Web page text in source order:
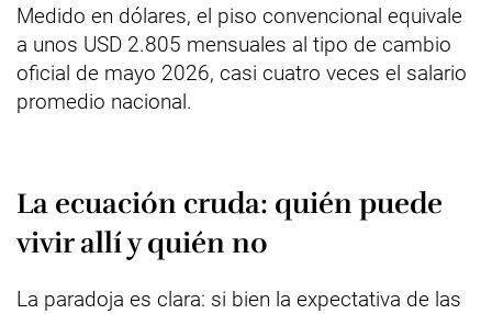
Medido en dólares, el piso convencional equivale
a unos USD 2.805 mensuales al tipo de cambio
oficial de mayo 2026, casi cuatro veces el salario
promedio nacional.
La ecuación cruda: quién puede
vivir allí y quién no
La paradoja es clara: si bien la expectativa de las